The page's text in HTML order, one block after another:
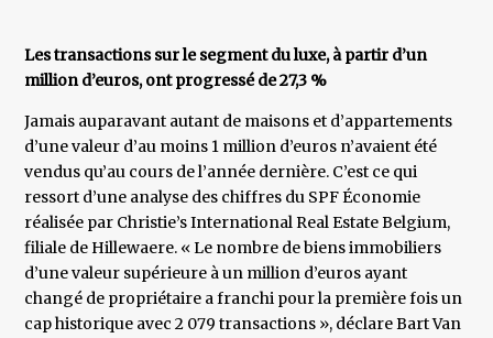
Les transactions sur le segment du luxe, à partir d’un
million d’euros, ont progressé de 27,3 %
Jamais auparavant autant de maisons et d’appartements
d’une valeur d’au moins 1 million d’euros n’avaient été
vendus qu’au cours de l’année dernière. C’est ce qui
ressort d’une analyse des chiffres du SPF Économie
réalisée par Christie’s International Real Estate Belgium,
filiale de Hillewaere. « Le nombre de biens immobiliers
d’une valeur supérieure à un million d’euros ayant
changé de propriétaire a franchi pour la première fois un
cap historique avec 2 079 transactions », déclare Bart Van